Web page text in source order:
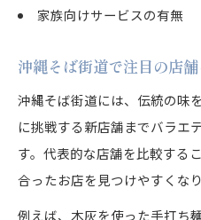
家族向けサービスの有無
沖縄そば街道で注目の店
沖縄そば街道には、伝統の味
に挑戦する新店舗までバラエ
す。代表的な店舗を比較する
合ったお店を見つけやすくなり
例えば、木灰を使った手打ち